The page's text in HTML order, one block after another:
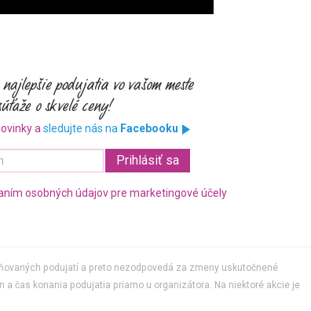
a sledujte nás na Facebooku
osobných údajov pre marketingové účely
podujatí a preto nezodpovedá za zmeny uskutočnené
čas konania podujatia priamo u organizátora. Na niektoré akcie je